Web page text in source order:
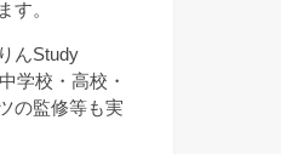
す。
んStudy
学校・高校・
の監修等も実